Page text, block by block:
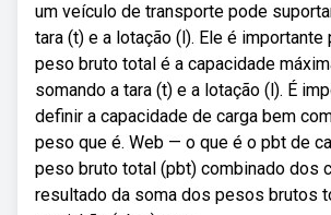
um veículo de transporte pode
tara (t) e a lotação (l). Ele é importante
peso bruto total é a capacidade
somando a tara (t) e a lotação (l). É
definir a capacidade de carga bem
peso que é. Web — o que é o pbt de
peso bruto total (pbt) combinado dos
resultado da soma dos pesos brutos